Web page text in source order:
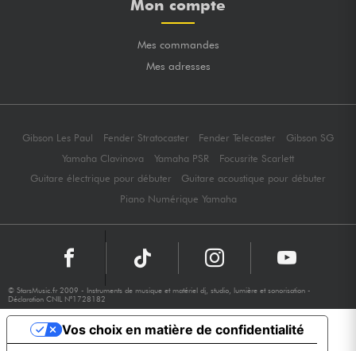
Mon compte
Mes commandes
Mes adresses
Gibson Les Paul Fender Stratocaster Fender Telecaster
Gibson SG
Yamaha Clavinova
Yamaha PSR
Focusrite Scarlett
Guitare électrique pour débuter
Guitare acoustique pour débuter
Piano Numérique Yamaha
© StarsMusic.fr 2009 - Instruments de musique et matériel dj, studio, lumière et sonorisation -
Déclaration CNIL N°1728182
Vos choix en matière de confidentialité